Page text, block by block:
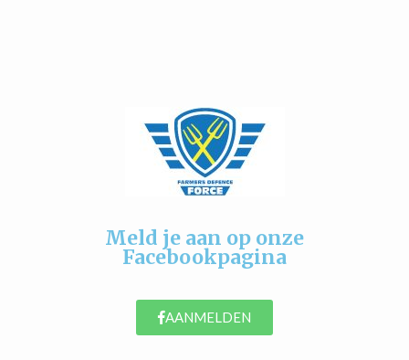
Meld je aan op onze
Facebookpagina
AANMELDEN